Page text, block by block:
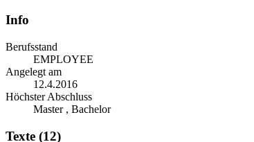
Info
Berufsstand
EMPLOYEE
Angelegt am
12.4.2016
Höchster Abschluss
Master , Bachelor
Texte (12)